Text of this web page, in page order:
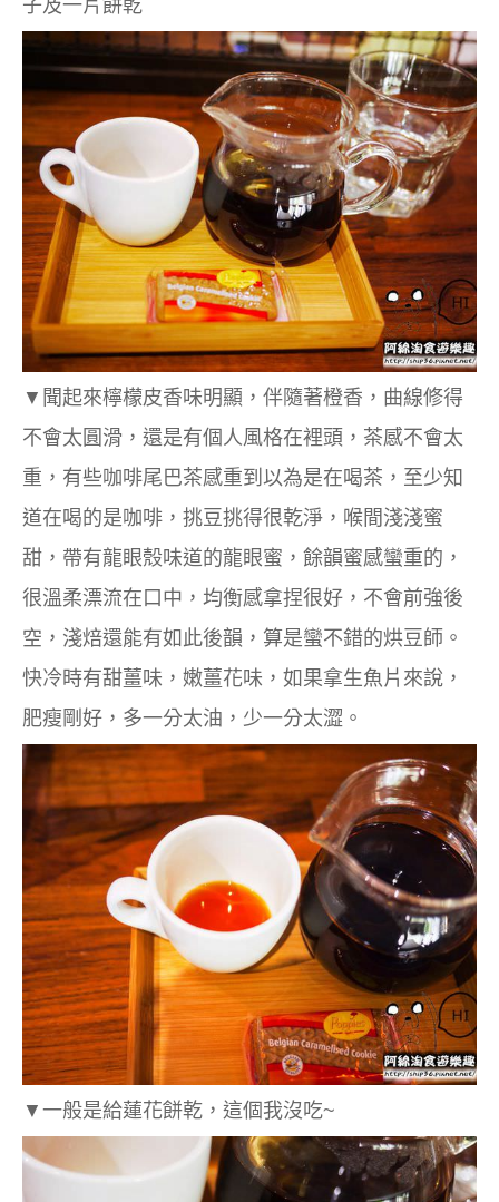
子及一片餅乾
▼聞起來檸檬皮香味明顯，伴隨著橙香，曲線修得
不會太圓滑，還是有個人風格在裡頭，茶感不會太
重，有些咖啡尾巴茶感重到以為是在喝茶，至少知
道在喝的是咖啡，挑豆挑得很乾淨，喉間淺淺蜜
甜，帶有龍眼殼味道的龍眼蜜，餘韻蜜感蠻重的，
很溫柔漂流在口中，均衡感拿捏很好，不會前強後
空，淺焙還能有如此後韻，算是蠻不錯的烘豆師。
快冷時有甜薑味，嫩薑花味，如果拿生魚片來說，
肥瘦剛好，多一分太油，少一分太澀。
▼一般是給蓮花餅乾，這個我沒吃~